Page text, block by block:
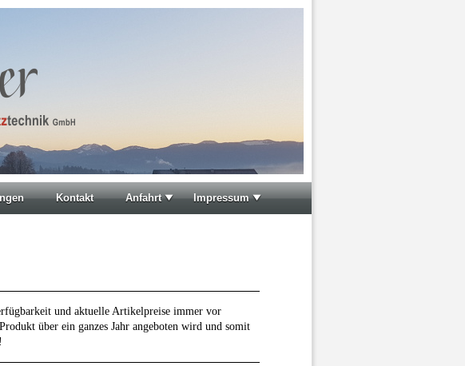
Kontakt Anfahrt Impressum
und aktuelle Artikelpreise immer vor
über ein ganzes Jahr angeboten wird und somit